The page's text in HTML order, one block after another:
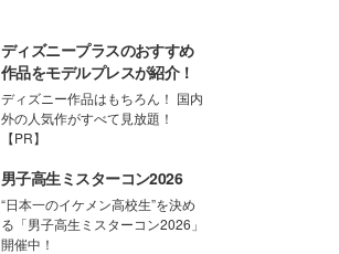
ディズニープラスのおすすめ
作品をモデルプレスが紹介！
ディズニー作品はもちろん！ 国内
外の人気作がすべて見放題！
【PR】
男子高生ミスターコン2026
“日本一のイケメン高校生”を決め
る「男子高生ミスターコン2026」
開催中！